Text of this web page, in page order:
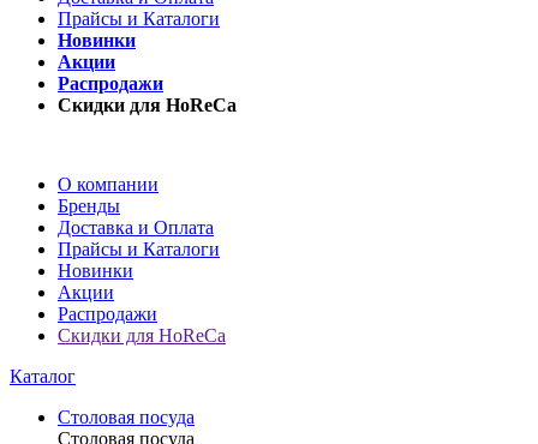
Прайсы и Каталоги
Новинки
Акции
Распродажи
Скидки для HoReCa
О компании
Бренды
Доставка и Оплата
Прайсы и Каталоги
Новинки
Акции
Распродажи
Скидки для HoReCa
Каталог
Столовая посуда
Столовая посуда